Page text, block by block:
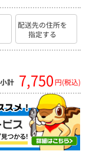
配送先の住所を
指定する
小計 7,750 円(税込)